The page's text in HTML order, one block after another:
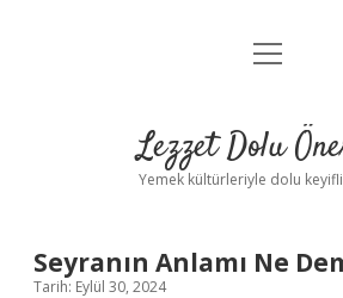
Anasayfa
Yasal Uyarı
menüyü
Lezzet Dolu
Yemek kültürleriyle dolu
Seyranın Anlamı Ne
Tarih: Eylül 30, 2024